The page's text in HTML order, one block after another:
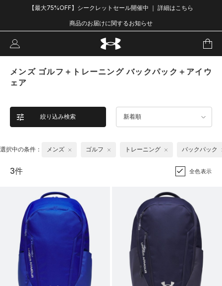
【最大75%OFF】シークレットセール開催中 ｜ 詳細はこちら
商品のお届けに関するお知らせ
メンズ ゴルフ＋トレーニング バックパック＋アイウ
ェア
絞り込み検索 新着順
選択中の条件： メンズ ゴルフ トレーニング バックパック
3件 全色表示